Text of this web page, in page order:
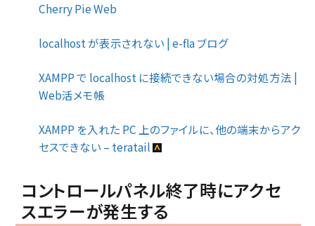
Cherry Pie Web
localhost が表示されない | e-fla ブログ
XAMPP で localhost に接続できない場合の対処方法 |
Web活メモ帳
XAMPP を入れた PC 上のファイルに、他の端末からアク
セスできない – teratail
コントロールパネル終了時にアクセ
スエラーが発生する